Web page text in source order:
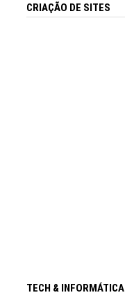
CRIAÇÃO DE SITES
TECH & INFORMÁTICA